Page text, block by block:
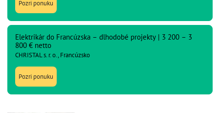
Pozri ponuku
Elektrikár do Francúzska – dlhodobé projekty | 3 200 – 3
800 € netto
CHRISTAL s. r. o., Francúzsko
Pozri ponuku